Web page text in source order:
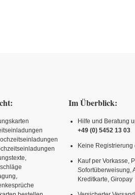
Im Überblick:
Hilfe und Beratung
+49 (0) 5452 13 03
Keine Registrierung
Kauf per Vorkasse,
Sofortüberweisung,
Kreditkarte, Giropay